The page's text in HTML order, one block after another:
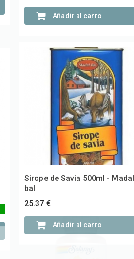
Añadir al carro
Sirope de Savia 500ml - Madal
Añadir al carro